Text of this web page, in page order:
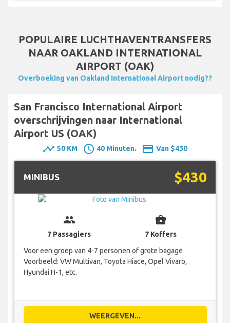
POPULAIRE LUCHTHAVENTRANSFERS
NAAR OAKLAND INTERNATIONAL
AIRPORT (OAK)
Overboeking van Oakland International Airport nodig??
San Francisco International Airport
overschrijvingen naar International
Airport US (OAK)
timeline 50 KM schedule 40 Minuten. payment Van $430
MINIBUS $430
group
7 Passagiers
business_center
7 Koffers
Voor een groep van 4-7 personen of grote bagage
Voorbeeld: VW Multivan, Toyota Hiace, Opel Vivaro,
Hyundai H-1, etc.
WEERGEVEN...